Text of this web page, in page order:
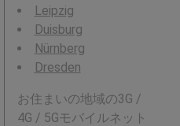
Leipzig
Duisburg
Nürnberg
Dresden
お住まいの地域の3G /
4G / 5Gモバイルネット